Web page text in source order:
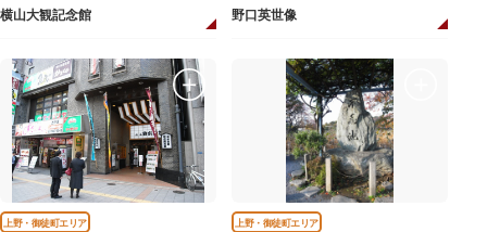
横山大観記念館 野口英世像
上野・御徒町エリア 上野・御徒町エリア